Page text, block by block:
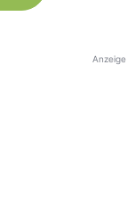
Anzeige